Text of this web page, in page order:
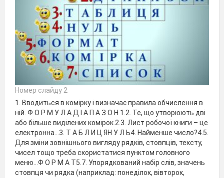
Номер слайду 2
1. Вводиться в комірку і визначає правила обчислення в
ній. Ф О Р М У Л А Д І А П А З О Н 1.2. Те, що утворюють дві
або більше виділених комірок.2.3. Лист робочої книги – це
електронна...3. Т А Б Л И Ц ЯН У Л Ь4. Найменше число?4.5.
Для зміни зовнішнього вигляду рядків, стовпців, тексту,
чисел тощо треба скористатися пунктом головного
меню…Ф О Р М А Т5.7. Упорядкований набір слів, значень
стовпця чи рядка (наприклад: понеділок, вівторок,